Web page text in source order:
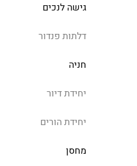
גישה לנכים
דלתות פנדור
חניה
יחידת דיור
יחידת הורים
מחסן